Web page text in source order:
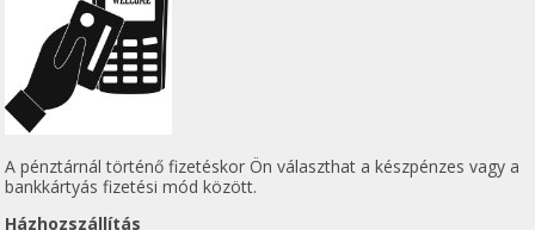
A pénztárnál történő fizetéskor Ön választhat a készpénzes vagy a
bankkártyás fizetési mód között.
Házhozszállítás